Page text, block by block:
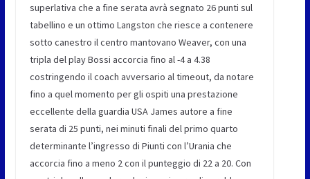
superlativa che a fine serata avrà segnato 26 punti sul
tabellino e un ottimo Langston che riesce a contenere
sotto canestro il centro mantovano Weaver, con una
tripla del play Bossi accorcia fino al -4 a 4.38
costringendo il coach avversario al timeout, da notare
fino a quel momento per gli ospiti una prestazione
eccellente della guardia USA James autore a fine
serata di 25 punti, nei minuti finali del primo quarto
determinante l’ingresso di Piunti con l’Urania che
accorcia fino a meno 2 con il punteggio di 22 a 20. Con